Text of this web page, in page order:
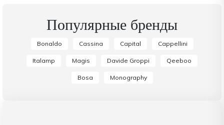
Популярные бренды
Bonaldo Cassina Capital Cappellini
Italamp Magis Davide Groppi Qeeboo
Bosa Monography